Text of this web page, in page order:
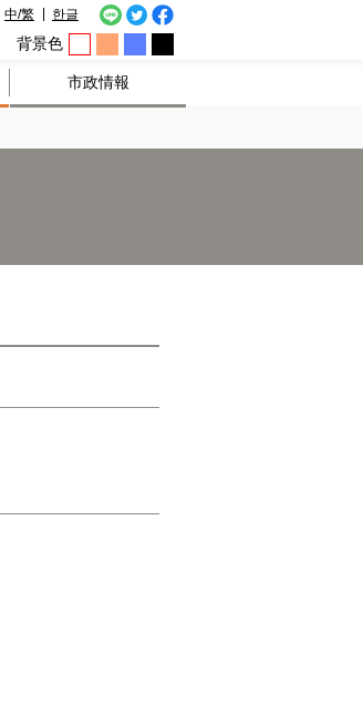
中/繁 한글
背景色
市政情報